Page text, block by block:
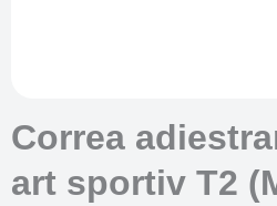
Correa
art sportiv T2